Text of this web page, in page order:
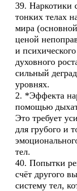
39. Наркотики
тонких телах
мира
ценой
и
духовного
сильный
уровнях.
2. *Эффекта
помощью
Это требует
для грубого и
тел.
40. Попытки
счёт другого
систему тел,